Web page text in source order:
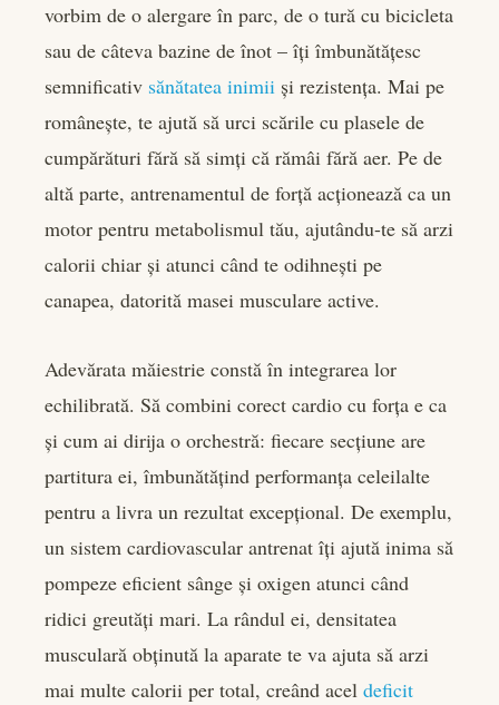
vorbim de o alergare în parc, de o tură cu bicicleta
sau de câteva bazine de înot – îți îmbunătățesc
semnificativ sănătatea inimii și rezistența. Mai pe
românește, te ajută să urci scările cu plasele de
cumpărături fără să simți că rămâi fără aer. Pe de
altă parte, antrenamentul de forță acționează ca un
motor pentru metabolismul tău, ajutându-te să arzi
calorii chiar și atunci când te odihnești pe
canapea, datorită masei musculare active.
Adevărata măiestrie constă în integrarea lor
echilibrată. Să combini corect cardio cu forța e ca
și cum ai dirija o orchestră: fiecare secțiune are
partitura ei, îmbunătățind performanța celeilalte
pentru a livra un rezultat excepțional. De exemplu,
un sistem cardiovascular antrenat îți ajută inima să
pompeze eficient sânge și oxigen atunci când
ridici greutăți mari. La rândul ei, densitatea
musculară obținută la aparate te va ajuta să arzi
mai multe calorii per total, creând acel deficit